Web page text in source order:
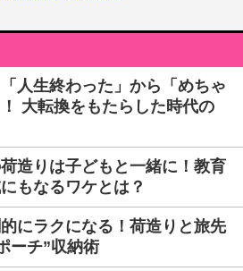
人生終わった」から「めちゃ
大転換をもたらした時代の
造りは子どもと一緒に！教育
もなるワケとは？
にラクになる！荷造りと旅先
ーチ”収納術